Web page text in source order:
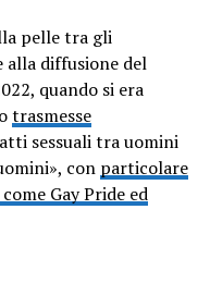
pelle tra gli
alla diffusione del
quando si era
trasmesse
sessuali tra uomini
con particolare
Gay Pride ed